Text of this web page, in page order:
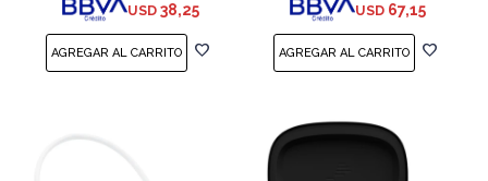
USD 38,25 USD 67,15